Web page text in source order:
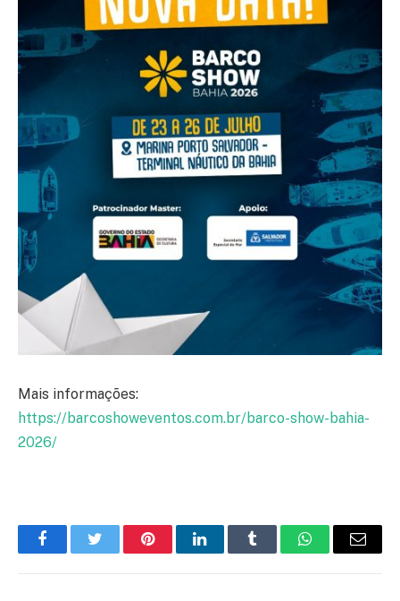
Mais informações:
https://barcoshoweventos.com.br/barco-show-bahia-
2026/
FacebookTwitter PinterestLinkedInTumblr WhatsApp
E-